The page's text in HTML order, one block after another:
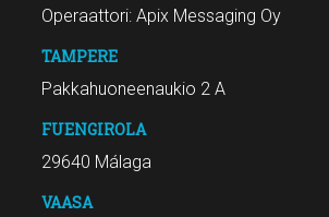
Operaattori: Apix Messaging Oy
TAMPERE
Pakkahuoneenaukio 2 A
FUENGIROLA
29640 Málaga
VAASA